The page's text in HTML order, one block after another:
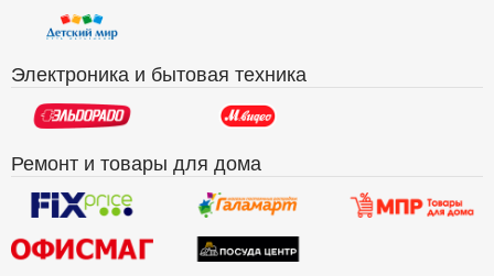
Электроника и бытовая техника
Ремонт и товары для дома